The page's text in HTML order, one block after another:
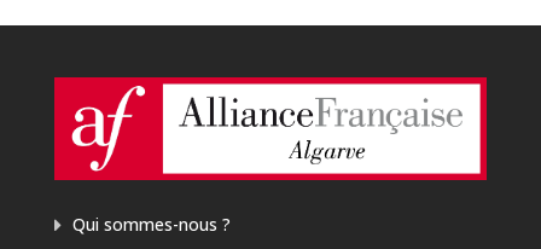
Qui sommes-nous ?